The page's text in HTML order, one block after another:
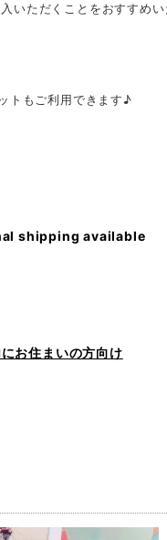
いただくことをおすすめ
トもご利用できます♪
shipping available
お住まいの方向け